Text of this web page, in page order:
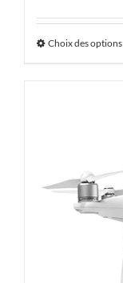
Choix des options